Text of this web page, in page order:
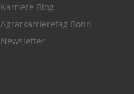
Karriere Blog
Agrarkarrieretag Bonn
Newsletter